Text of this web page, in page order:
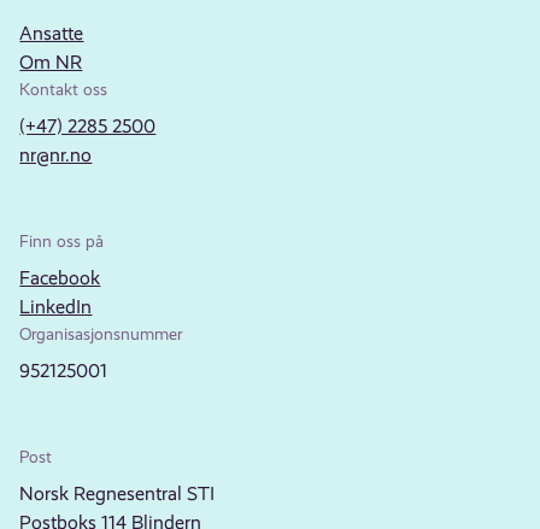
Ansatte
Om NR
Kontakt oss
(+47) 2285 2500
nr@nr.no
Finn oss på
Facebook
LinkedIn
Organisasjonsnummer
952125001
Post
Norsk Regnesentral STI
Postboks 114 Blindern